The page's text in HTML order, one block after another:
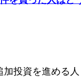
投資を進める